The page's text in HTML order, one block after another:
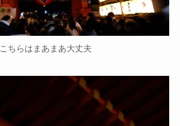
こちらはまあまあ大丈夫